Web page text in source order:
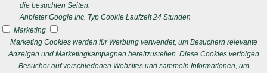
die besuchten Seiten.
Anbieter Google Inc. Typ Cookie Laufzeit 24 Stunden
Marketing
Marketing Cookies werden für Werbung verwendet, um Besuchern relevante
Anzeigen und Marketingkampagnen bereitzustellen. Diese Cookies verfolgen
Besucher auf verschiedenen Websites und sammeln Informationen, um